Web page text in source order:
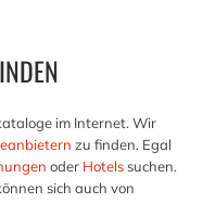
im Internet. Wir
zu finden. Egal
oder Hotelssuchen.
sich auch von